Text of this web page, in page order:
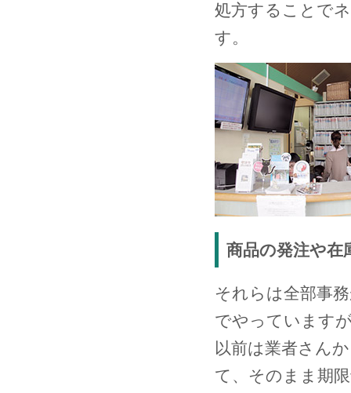
処方することで
す。
商品の発注や在
それらは全部事
でやっています
以前は業者さん
て、そのまま期